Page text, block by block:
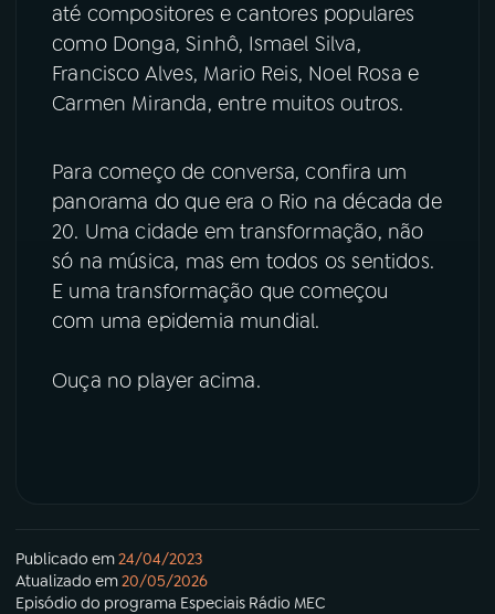
até compositores e cantores populares
como Donga, Sinhô, Ismael Silva,
Francisco Alves, Mario Reis, Noel Rosa e
Carmen Miranda, entre muitos outros.
Para começo de conversa, confira um
panorama do que era o Rio na década de
20. Uma cidade em transformação, não
só na música, mas em todos os sentidos.
E uma transformação que começou
com uma epidemia mundial.
Ouça no player acima.
Publicado em24/04/2023
Atualizado em20/05/2026
Episódio do programa Especiais Rádio MEC